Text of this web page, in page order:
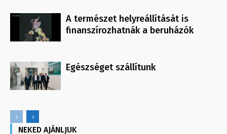
A természet helyreállítását is
finanszírozhatnák a beruházók
Egészséget szállítunk
NEKED AJÁNLJUK